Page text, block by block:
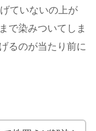
ていないの上が
で染みついてしま
るのが当たり前に